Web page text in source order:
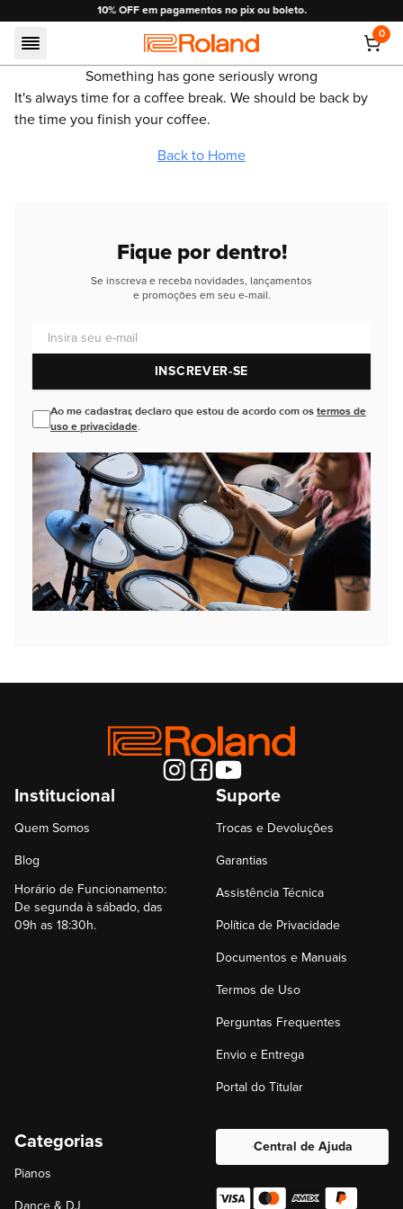
10% OFF em pagamentos no pix ou boleto.
Roland
0
Something has gone seriously wrong
It's always time for a coffee break. We should be back by
the time you finish your coffee.
Back to Home
Fique por dentro!
Se inscreva e receba novidades, lançamentos
e promoções em seu e-mail.
INSCREVER-SE
Ao me cadastrar, declaro que estou de acordo com os termos de
uso e privacidade.
Institucional
Quem Somos
Blog
Horário de Funcionamento:
De segunda à sábado, das
09h as 18:30h.
Suporte
Trocas e Devoluções
Garantias
Assistência Técnica
Política de Privacidade
Documentos e Manuais
Termos de Uso
Perguntas Frequentes
Envio e Entrega
Portal do Titular
Categorias
Pianos
Central de Ajuda